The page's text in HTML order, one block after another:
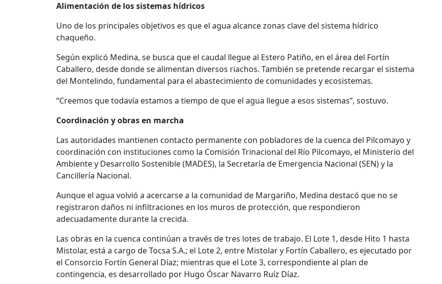
Alimentación de los sistemas hídricos
Uno de los principales objetivos es que el agua alcance zonas clave del sistema hídrico
chaqueño.
Según explicó Medina, se busca que el caudal llegue al Estero Patiño, en el área del Fortín
Caballero, desde donde se alimentan diversos riachos. También se pretende recargar el sistema
del Montelindo, fundamental para el abastecimiento de comunidades y ecosistemas.
“Creemos que todavía estamos a tiempo de que el agua llegue a esos sistemas”, sostuvo.
Coordinación y obras en marcha
Las autoridades mantienen contacto permanente con pobladores de la cuenca del Pilcomayo y
coordinación con instituciones como la Comisión Trinacional del Río Pilcomayo, el Ministerio del
Ambiente y Desarrollo Sostenible (MADES), la Secretaría de Emergencia Nacional (SEN) y la
Cancillería Nacional.
Aunque el agua volvió a acercarse a la comunidad de Margariño, Medina destacó que no se
registraron daños ni infiltraciones en los muros de protección, que respondieron
adecuadamente durante la crecida.
Las obras en la cuenca continúan a través de tres lotes de trabajo. El Lote 1, desde Hito 1 hasta
Mistolar, está a cargo de Tocsa S.A.; el Lote 2, entre Mistolar y Fortín Caballero, es ejecutado por
el Consorcio Fortín General Díaz; mientras que el Lote 3, correspondiente al plan de
contingencia, es desarrollado por Hugo Óscar Navarro Ruíz Díaz.